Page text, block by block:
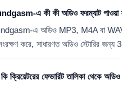
এ কী কী অডিও ফরম্যাট পাওয়া
এ অডিও MP3, M4A বা WAV
করে, সাধারণত অডিও স্টোরির
ক্রিয়েটরের ফেভারিট তালিকা থেকে